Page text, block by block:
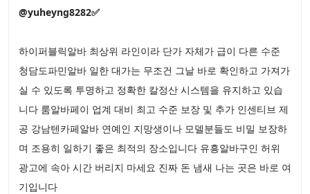
@yuheyng8282✅
하이퍼블릭알바 최상위 라인이라 단가 자체가 급이 다른 수준
청담도파민알바 일한 대가는 무조건 그날 바로 확인하고 가져가
실 수 있도록 투명하고 정확한 칼정산 시스템을 유지하고 있습
니다 룸알바페이 업계 대비 최고 수준 보장 및 추가 인센티브 제
공 강남텐카페알바 연예인 지망생이나 모델분들도 비밀 보장하
며 조용히 일하기 좋은 최적의 장소입니다 유흥알바구인 허위
광고에 속아 시간 버리지 마세요 진짜 돈 냄새 나는 곳은 바로 여
기입니다